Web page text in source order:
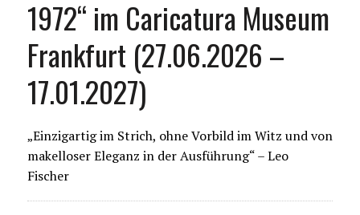
1972“ im Caricatura Museum
Frankfurt (27.06.2026 –
17.01.2027)
„Einzigartig im Strich, ohne Vorbild im Witz und von
makelloser Eleganz in der Ausführung“ – Leo
Fischer